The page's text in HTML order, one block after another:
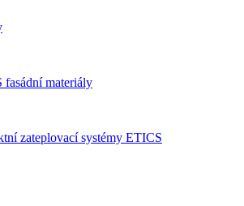
materiály
zateplovací systémy ETICS